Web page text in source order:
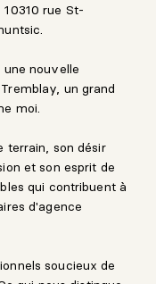
rue St-
une nouvelle
un grand
moi.
terrain, son désir
et son esprit de
qui contribuent à
d'agence
soucieux de